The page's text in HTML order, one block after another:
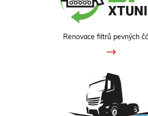
Renovace filtrů pevných